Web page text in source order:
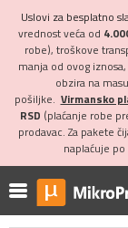
Uslovi za besplatno
vrednost veća od
robe), troškove
manja od ovog
obzira na
pošiljke. Virmansko
RSD (plaćanje robe
prodavac. Za pakete
naplaćuje